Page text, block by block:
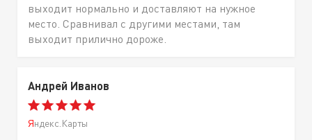
выходит нормально и доставляют на нужное
место. Сравнивал с другими местами, там
выходит прилично дороже.
Андрей Иванов
Яндекс.Карты